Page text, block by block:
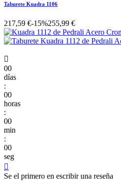
Taburete Kuadra 1106
217,59 €-15%255,99 €

00
días
:
00
horas
:
00
min
:
00
seg

Se el primero en escribir una reseña